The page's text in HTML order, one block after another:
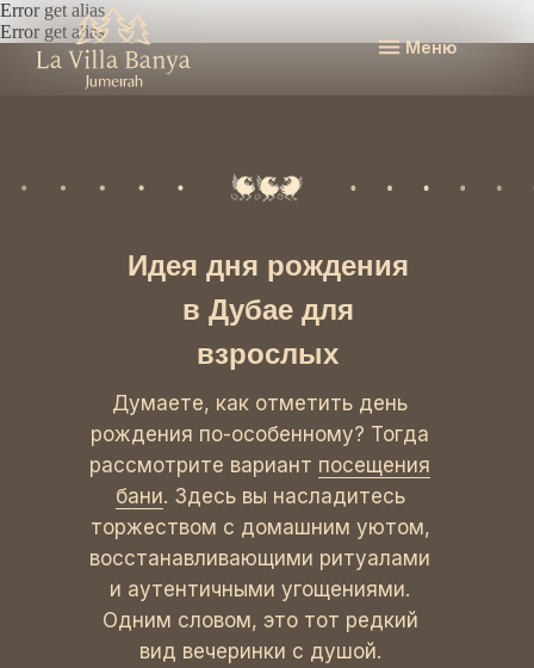
Меню
Error get alias
Error get alias
Идея дня рождения
в Дубае для
взрослых
Думаете, как отметить день
рождения по-особенному? Тогда
рассмотрите вариант посещения
бани. Здесь вы насладитесь
торжеством с домашним уютом,
восстанавливающими ритуалами
и аутентичными угощениями.
Одним словом, это тот редкий
вид вечеринки с душой.